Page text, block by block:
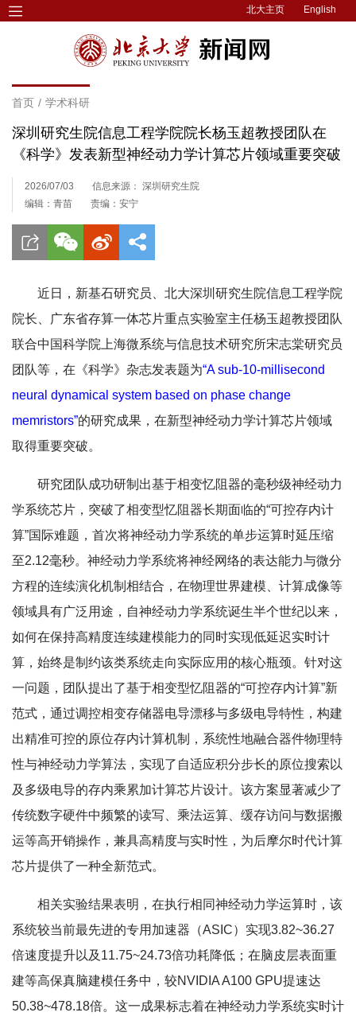
北大主页 English
首页 / 学术科研
深圳研究生院信息工程学院院长杨玉超教授团队在
《科学》发表新型神经动力学计算芯片领域重要突破
2026/07/03
信息来源： 深圳研究生院
编辑：青苗
责编：安宁
近日，新基石研究员、北大深圳研究生院信息工程学院
院长、广东省存算一体芯片重点实验室主任杨玉超教授团队
联合中国科学院上海微系统与信息技术研究所宋志棠研究员
团队等，在《科学》杂志发表题为“A sub-10-millisecond
neural dynamical system based on phase change
memristors”的研究成果，在新型神经动力学计算芯片领域
取得重要突破。
研究团队成功研制出基于相变忆阻器的毫秒级神经动力
学系统芯片，突破了相变型忆阻器长期面临的“可控存内计
算”国际难题，首次将神经动力学系统的单步运算时延压缩
至2.12毫秒。神经动力学系统将神经网络的表达能力与微分
方程的连续演化机制相结合，在物理世界建模、计算成像等
领域具有广泛用途，自神经动力学系统诞生半个世纪以来，
如何在保持高精度连续建模能力的同时实现低延迟实时计
算，始终是制约该类系统走向实际应用的核心瓶颈。针对这
一问题，团队提出了基于相变型忆阻器的“可控存内计算”新
范式，通过调控相变存储器电导漂移与多级电导特性，构建
出精准可控的原位存内计算机制，系统性地融合器件物理特
性与神经动力学算法，实现了自适应积分步长的原位搜索以
及多级电导的存内乘累加计算芯片设计。该方案显著减少了
传统数字硬件中频繁的读写、乘法运算、缓存访问与数据搬
运等高开销操作，兼具高精度与实时性，为后摩尔时代计算
芯片提供了一种全新范式。
相关实验结果表明，在执行相同神经动力学运算时，该
系统较当前最先进的专用加速器（ASIC）实现3.82~36.27
倍速度提升以及11.75~24.73倍功耗降低；在脑皮层表面重
建等高保真脑建模任务中，较NVIDIA A100 GPU提速达
50.38~478.18倍。这一成果标志着在神经动力学系统实时计